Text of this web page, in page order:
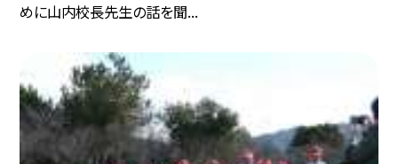
めに山内校長先生の話を聞...